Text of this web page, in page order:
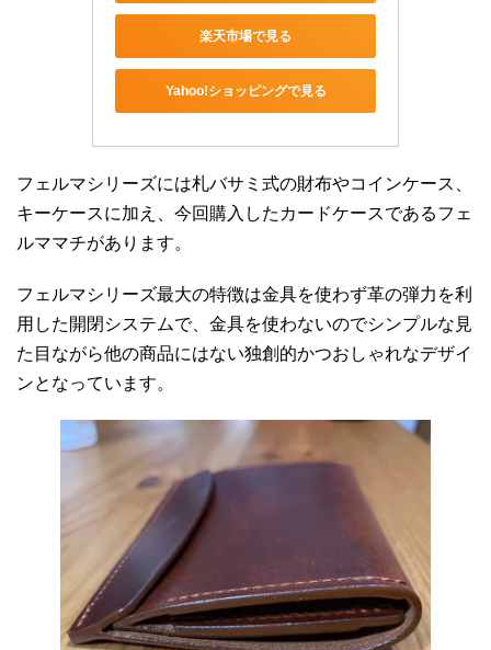
楽天市場で見る
Yahoo!ショッピングで見る
フェルマシリーズには札バサミ式の財布やコインケース、
キーケースに加え、今回購入したカードケースであるフェ
ルママチがあります。
フェルマシリーズ最大の特徴は金具を使わず革の弾力を利
用した開閉システムで、金具を使わないのでシンプルな見
た目ながら他の商品にはない独創的かつおしゃれなデザイ
ンとなっています。